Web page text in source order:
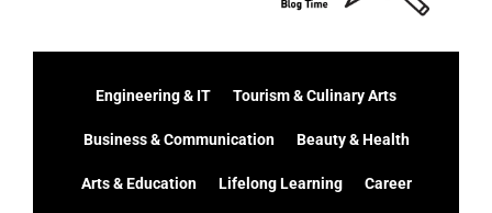
Engineering & IT Tourism & Culinary Arts
Business & Communication Beauty & Health
Arts & Education Lifelong Learning Career